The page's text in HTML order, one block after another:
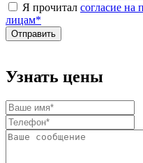
Я прочитал согласие на
лицам*
Узнать цены